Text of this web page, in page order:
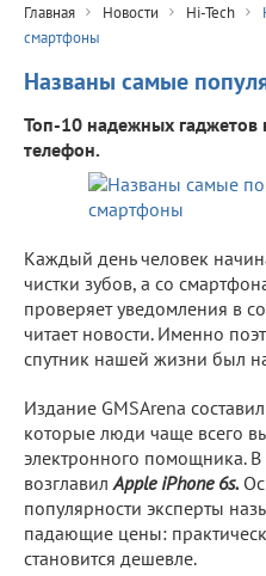
Главная Новости Hi-Tech
смартфоны
Названы самые
Топ-10 надежных гаджетов
телефон.
Каждый день человек
чистки зубов, а со
проверяет уведомления в
читает новости. Именно
спутник нашей жизни был
Издание GMSArena составил
которые люди чаще всего
электронного помощника. В
возглавил Apple iPhone 6s.
популярности эксперты
падающие цены:
становится дешевле.